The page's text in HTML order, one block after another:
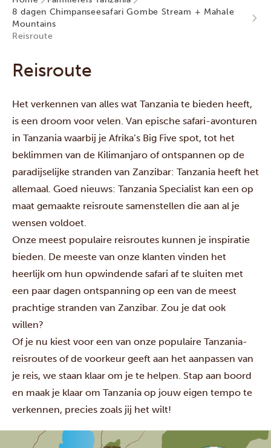
8 dagen Chimpanseesafari Gombe Stream + Mahale
Mountains
Reisroute
Reisroute
Het verkennen van alles wat Tanzania te bieden heeft,
is een droom voor velen. Van epische safari-avonturen
in Tanzania waarbij je Afrika’s Big Five spot, tot het
beklimmen van de Kilimanjaro of ontspannen op de
paradijselijke stranden van Zanzibar: Tanzania heeft het
allemaal. Goed nieuws: Tanzania Specialist kan een op
maat gemaakte reisroute samenstellen die aan al je
wensen voldoet.
Onze meest populaire reisroutes kunnen je inspiratie
bieden. De meeste van onze klanten vinden het
heerlijk om hun opwindende safari af te sluiten met
een paar dagen ontspanning op een van de meest
prachtige stranden van Zanzibar. Zou je dat ook
willen?
Of je nu kiest voor een van onze populaire Tanzania-
reisroutes of de voorkeur geeft aan het aanpassen van
je reis, we staan klaar om je te helpen. Stap aan boord
en maak je klaar om Tanzania op jouw eigen tempo te
verkennen, precies zoals jij het wilt!